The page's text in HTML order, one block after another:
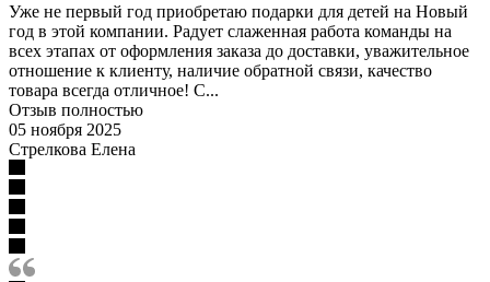
Уже не первый год приобретаю подарки для детей на Новый
год в этой компании. Радует слаженная работа команды на
всех этапах от оформления заказа до доставки, уважительное
отношение к клиенту, наличие обратной связи, качество
товара всегда отличное! С...
Отзыв полностью
05 ноября 2025
Стрелкова Елена